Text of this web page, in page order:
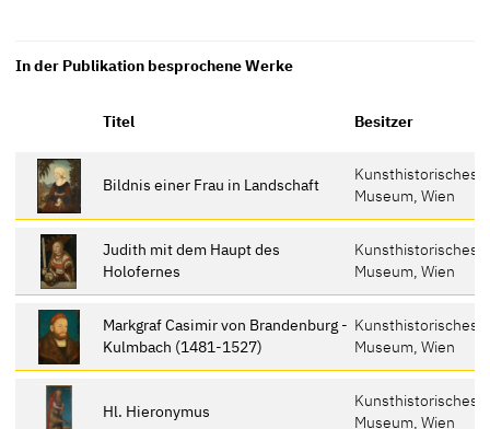
In der Publikation besprochene Werke
Titel Besitzer
Bildnis einer Frau in Landschaft
Kunsthistorisches
Museum, Wien
Judith mit dem Haupt des
Holofernes
Kunsthistorisches
Museum, Wien
Markgraf Casimir von Brandenburg -
Kulmbach (1481-1527)
Kunsthistorisches
Museum, Wien
Hl. Hieronymus
Kunsthistorisches
Museum, Wien